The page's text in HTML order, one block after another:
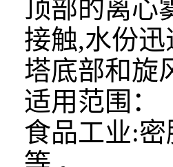
顶部的离心
接触,水份
塔底部和旋
适用范围：
食品工业: